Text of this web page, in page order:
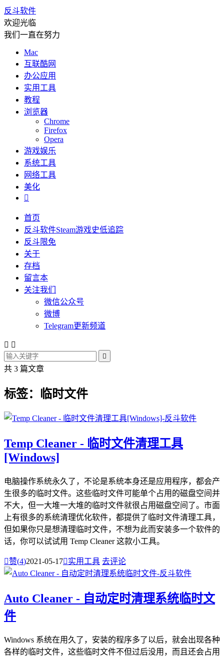
反斗软件
欢迎光临
我们一直在努力
Mac
互联酷网
办公应用
实用工具
教程
浏览器
Chrome
Firefox
Opera
游戏娱乐
系统工具
网络工具
美化

首页
反斗软件Steam游戏史低追踪
反斗限免
关于
存档
留言本
关注我们
微信公众号
微博
Telegram更新频道
 

共 3 篇文章
标签：临时文件
Temp Cleaner - 临时文件清理工具
[Windows]
电脑操作系统永久了，不论是系统本身还是应用程序，都会产
生很多的临时文件。这些临时文件可能单个占用的磁盘空间并
不大，但一大堆一大堆的临时文件就很占用磁盘空间了。市面
上有很多的系统清理优化软件，都提供了临时文件清理工具，
但如果你只是想清理临时文件，不想为此而安装多一个软件的
话，你可以试试用 Temp Cleaner 这款小工具。
赞(4)2021-05-17实用工具 去评论
Auto Cleaner - 自动定时清理系统临时文
件
Windows 系统在用久了，安装的程序多了以后，就会出现各种
各样的临时文件，这些临时文件不但过后没用，而且还会占用